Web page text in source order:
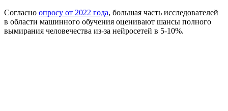
Согласно опросу от 2022 года, большая часть исследователей
в области машинного обучения оценивают шансы полного
вымирания человечества из-за нейросетей в 5-10%.